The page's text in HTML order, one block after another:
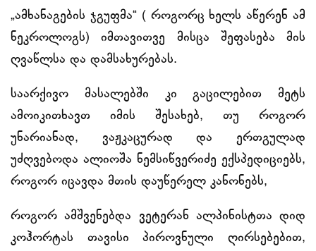
„ამხანაგების ჯგუფმა“ ( როგორც ხელს აწერენ ამ
ნეკროლოგს) იმთავითვე მისცა შეფასება მის
ღვაწლსა და დამსახურებას.
საარქივო მასალებში კი გაცილებით მეტს
ამოიკითხავთ იმის შესახებ, თუ როგორ
უნარიანად, ვაჟკაცურად და ერთგულად
უძღვებოდა ალიოშა ნემსიწვერიძე ექსპედიციებს,
როგორ იცავდა მთის დაუწერელ კანონებს,
როგორ ამშვენებდა ვეტერან ალპინისტთა დიდ
კოჰორტას თავისი პიროვნული ღირსებებით,